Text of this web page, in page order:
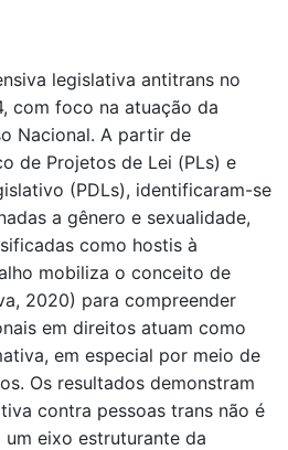
legislativa antitrans no
com foco na atuação da
Nacional. A partir de
de Projetos de Lei (PLs) e
(PDLs), identificaram-se
a gênero e sexualidade,
como hostis à
mobiliza o conceito de
2020) para compreender
em direitos atuam como
em especial por meio de
Os resultados demonstram
contra pessoas trans não é
eixo estruturante da